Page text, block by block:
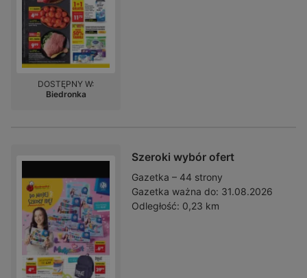
DOSTĘPNY W:
Biedronka
Szeroki wybór ofert
Gazetka – 44 strony
Gazetka ważna do: 31.08.2026
Odległość: 0,23 km